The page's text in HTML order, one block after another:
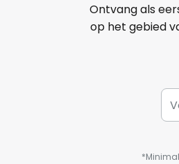
Ontvang als
op het gebied